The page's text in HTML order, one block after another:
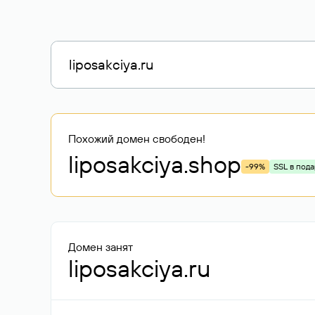
Похожий домен свободен!
liposakciya.shop -99% SSL в
Домен занят
liposakciya.ru